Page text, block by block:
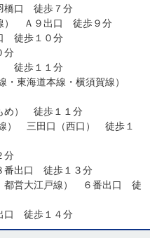
橋口 徒歩７分
） Ａ９出口 徒歩９分
徒歩１０分
分
徒歩１１分
・東海道本線・横須賀線）
め） 徒歩１１分
） 三田口（西口） 徒歩１
分
番出口 徒歩１３分
都営大江戸線） ６番出口 徒
口 徒歩１４分